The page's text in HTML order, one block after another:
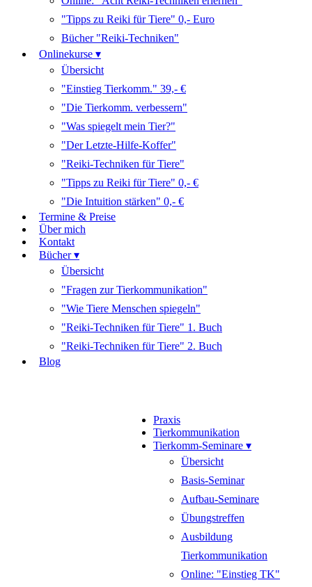
"Tipps zu Reiki für Tiere" 0,- Euro
Bücher "Reiki-Techniken"
Onlinekurse ▾
Übersicht
"Einstieg Tierkomm." 39,- €
"Die Tierkomm. verbessern"
"Was spiegelt mein Tier?"
"Der Letzte-Hilfe-Koffer"
"Reiki-Techniken für Tiere"
"Tipps zu Reiki für Tiere" 0,- €
"Die Intuition stärken" 0,- €
Termine & Preise
Über mich
Kontakt
Bücher ▾
Übersicht
"Fragen zur Tierkommunikation"
"Wie Tiere Menschen spiegeln"
"Reiki-Techniken für Tiere" 1. Buch
"Reiki-Techniken für Tiere" 2. Buch
Blog
Praxis
Tierkommunikation
Tierkomm-Seminare ▾
Übersicht
Basis-Seminar
Aufbau-Seminare
Übungstreffen
Ausbildung
Tierkommunikation
Online: "Einstieg TK"